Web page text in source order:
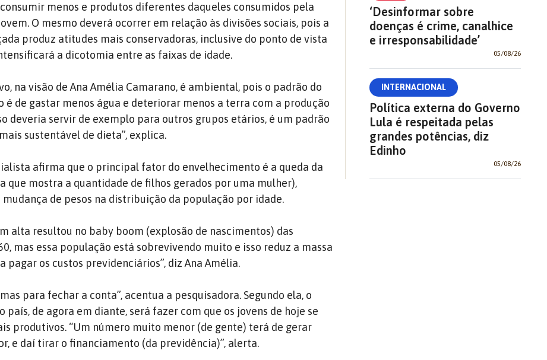
menos e produtos diferentes daqueles consumidos pela
O mesmo deverá ocorrer em relação às divisões sociais, pois a
produz atitudes mais conservadoras, inclusive do ponto de vista
a dicotomia entre as faixas de idade.
na visão de Ana Amélia Camarano, é ambiental, pois o padrão do
é de gastar menos água e deteriorar menos a terra com a produção
deveria servir de exemplo para outros grupos etários, é um padrão
sustentável de dieta”, explica.
afirma que o principal fator do envelhecimento é a queda da
que mostra a quantidade de filhos gerados por uma mulher),
de pesos na distribuição da população por idade.
alta resultou no baby boom (explosão de nascimentos) das
mas essa população está sobrevivendo muito e isso reduz a massa
pagar os custos previdenciários”, diz Ana Amélia.
para fechar a conta”, acentua a pesquisadora. Segundo ela, o
país, de agora em diante, será fazer com que os jovens de hoje se
produtivos. “Um número muito menor (de gente) terá de gerar
e daí tirar o financiamento (da previdência)”, alerta.
‘Desinformar sobre
doenças é crime, canalhice
e irresponsabilidade’
05/08/26
INTERNACIONAL
Política externa do Governo
Lula é respeitada pelas
grandes potências, diz
Edinho
05/08/26